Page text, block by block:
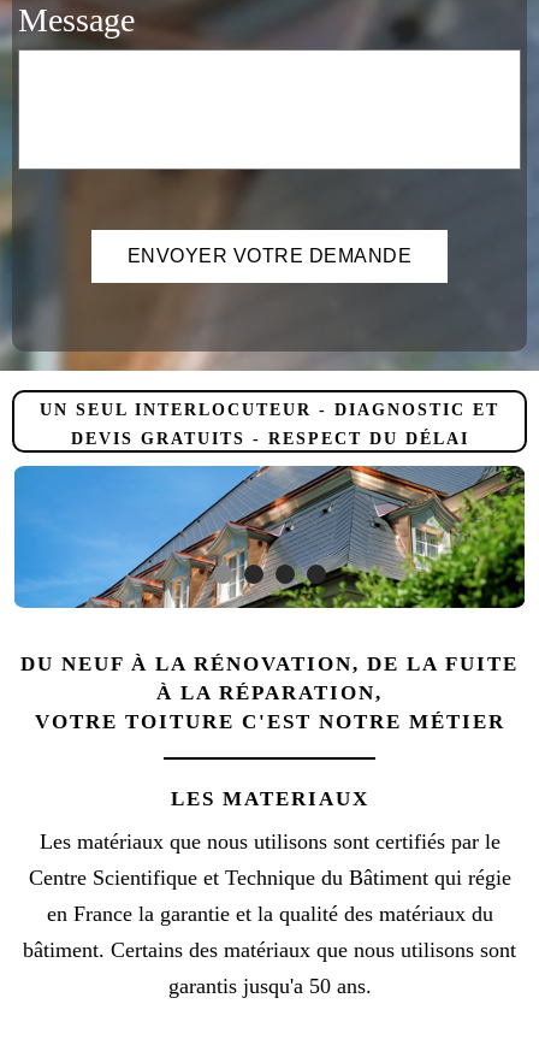
Message
UN SEUL INTERLOCUTEUR - DIAGNOSTIC ET
DEVIS GRATUITS - RESPECT DU DÉLAI
DU NEUF À LA RÉNOVATION, DE LA FUITE
À LA RÉPARATION,
VOTRE TOITURE C'EST NOTRE MÉTIER
LES MATERIAUX
Les matériaux que nous utilisons sont certifiés par le
Centre Scientifique et Technique du Bâtiment qui régie
en France la garantie et la qualité des matériaux du
bâtiment. Certains des matériaux que nous utilisons sont
garantis jusqu'a 50 ans.